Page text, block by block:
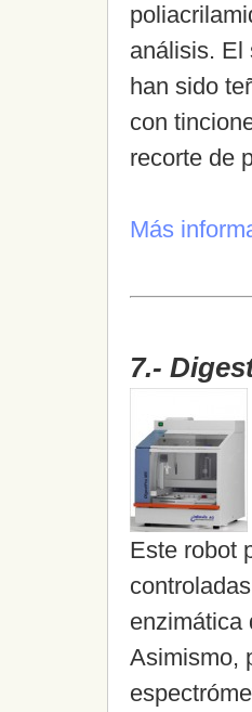
análisis. El
han sido
con
recorte de
Más
7.-
Este robot
enzimática
Asimismo,